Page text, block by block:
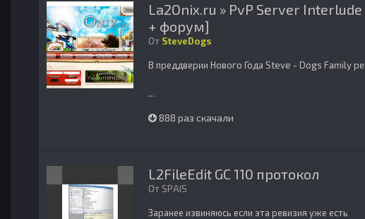
La2Onix.ru » PvP Server
+ форум]
От SteveDogs
В преддверии Нового Года Steve - Dogs Family
...
888 раз скачали
L2FileEdit GC 110 протокол
От SPAIS
Заранее извиняюсь если эта ревизия уже есть